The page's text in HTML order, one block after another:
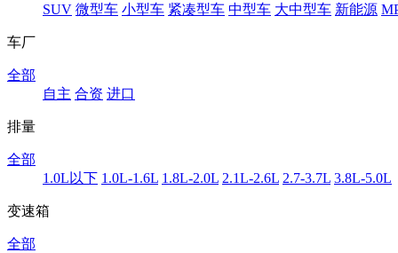
SUV 微型车 小型车 紧凑型车 中型车 大中型车 新能源
车厂
全部
自主 合资 进口
排量
全部
1.0L以下 1.0L-1.6L 1.8L-2.0L 2.1L-2.6L 2.7-3.7L 3.8L-5.0L
变速箱
全部